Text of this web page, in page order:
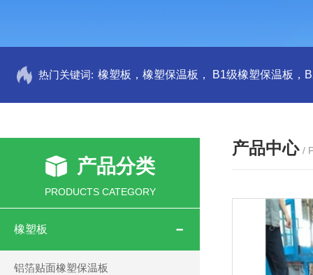
热门关键词:
产品分类
PRODUCTS CATEGORY
橡塑板
铝箔贴面橡塑保温板
产品中心 /